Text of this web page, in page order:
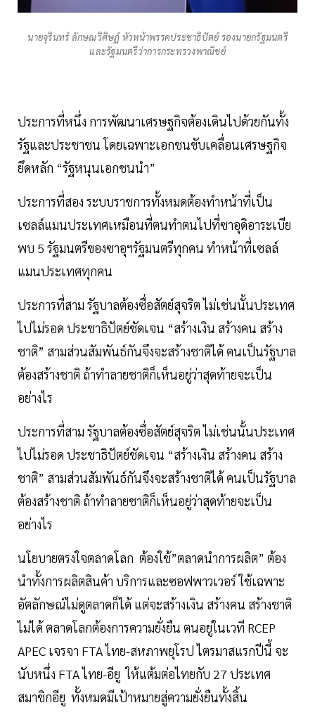
นายจุรินทร์ ลักษณวิศิษฏ์ หัวหน้าพรรคประชาธิปัตย์ รองนายกรัฐมนตรี
และรัฐมนตรีว่าการกระทรวงพาณิชย์
ประการที่หนึ่ง การพัฒนาเศรษฐกิจต้องเดินไปด้วยกันทั้ง
รัฐและประชาชน โดยเฉพาะเอกชนขับเคลื่อนเศรษฐกิจ
ยึดหลัก “รัฐหนุนเอกชนนำ”
ประการที่สอง ระบบราชการทั้งหมดต้องทำหน้าที่เป็น
เซลล์แมนประเทศเหมือนที่ตนทำตนไปที่ซาอุดิอาระเบีย
พบ 5 รัฐมนตรีของซาอุฯรัฐมนตรีทุกคน ทำหน้าที่เซลล์
แมนประเทศทุกคน
ประการที่สาม รัฐบาลต้องซื่อสัตย์สุจริต ไม่เช่นนั้นประเทศ
ไปไม่รอด ประชาธิปัตย์ชัดเจน “สร้างเงิน สร้างคน สร้าง
ชาติ” สามส่วนสัมพันธ์กันจึงจะสร้างชาติได้ คนเป็นรัฐบาล
ต้องสร้างชาติ ถ้าทำลายชาติก็เห็นอยู่ว่าสุดท้ายจะเป็น
อย่างไร
ประการที่สาม รัฐบาลต้องซื่อสัตย์สุจริต ไม่เช่นนั้นประเทศ
ไปไม่รอด ประชาธิปัตย์ชัดเจน “สร้างเงิน สร้างคน สร้าง
ชาติ” สามส่วนสัมพันธ์กันจึงจะสร้างชาติได้ คนเป็นรัฐบาล
ต้องสร้างชาติ ถ้าทำลายชาติก็เห็นอยู่ว่าสุดท้ายจะเป็น
อย่างไร
นโยบายตรงใจตลาดโลก ต้องใช้”ตลาดนำการผลิต” ต้อง
นำทั้งการผลิตสินค้า บริการและซอฟพาวเวอร์ ใช้เฉพาะ
อัตลักษณ์ไม่ดูตลาดก็ได้ แต่จะสร้างเงิน สร้างคน สร้างชาติ
ไม่ได้ ตลาดโลกต้องการความยั่งยืน ตนอยู่ในเวที RCEP
APEC เจรจา FTA ไทย-สหภาพยุโรป ไตรมาสแรกปีนี้ จะ
นับหนึ่ง FTA ไทย-อียู ให้แต้มต่อไทยกับ 27 ประเทศ
สมาชิกอียู ทั้งหมดมีเป้าหมายสู่ความยั่งยืนทั้งสิ้น